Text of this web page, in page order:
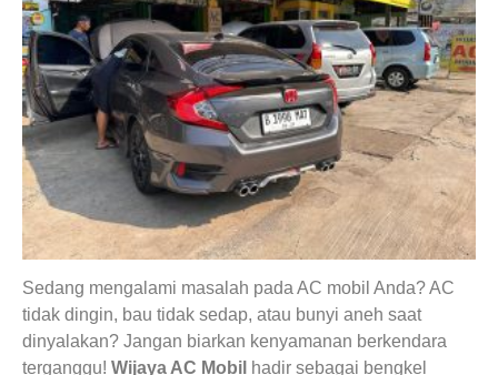
Sedang mengalami masalah pada AC mobil Anda? AC
tidak dingin, bau tidak sedap, atau bunyi aneh saat
dinyalakan? Jangan biarkan kenyamanan berkendara
terganggu! Wijaya AC Mobil hadir sebagai bengkel